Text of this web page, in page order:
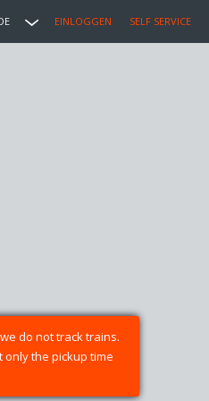
EINLOGGEN SELF SERVICE
do not track trains.
only the pickup time